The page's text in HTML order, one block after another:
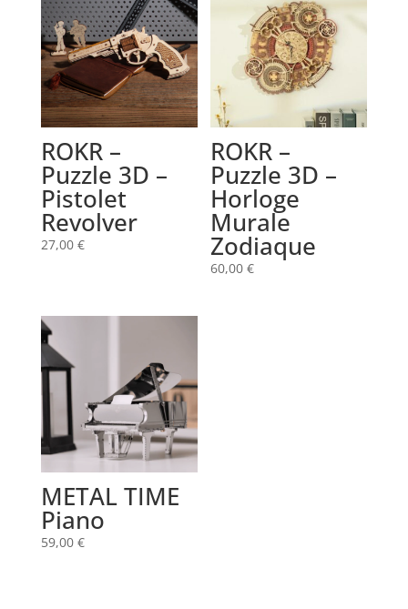
ROKR –
Puzzle 3D –
Pistolet
Revolver
27,00 €
ROKR –
Puzzle 3D –
Horloge
Murale
Zodiaque
60,00€
METAL TIME
Piano
59,00 €